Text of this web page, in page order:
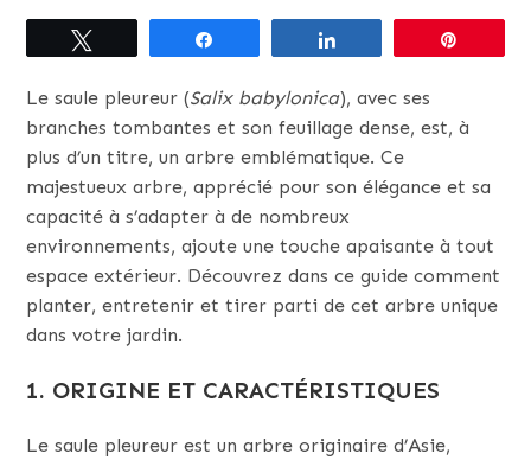
Le saule pleureur (Salix babylonica), avec ses
branches tombantes et son feuillage dense, est, à
plus d’un titre, un arbre emblématique. Ce
majestueux arbre, apprécié pour son élégance et sa
capacité à s’adapter à de nombreux
environnements, ajoute une touche apaisante à tout
espace extérieur. Découvrez dans ce guide comment
planter, entretenir et tirer parti de cet arbre unique
dans votre jardin.
1. ORIGINE ET CARACTÉRISTIQUES
Le saule pleureur est un arbre originaire d’Asie,